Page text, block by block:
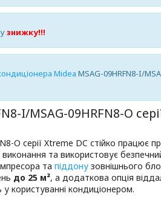
знижку!!!
Midea MSAG-09HRFN8-I/
I/MSAG-09HRFN8-O
O серії Xtreme DC стійко працює
виконання та використовує
та піддону зовнішнього
до 25 м², а додаткова опція
користуванні кондиціонером.